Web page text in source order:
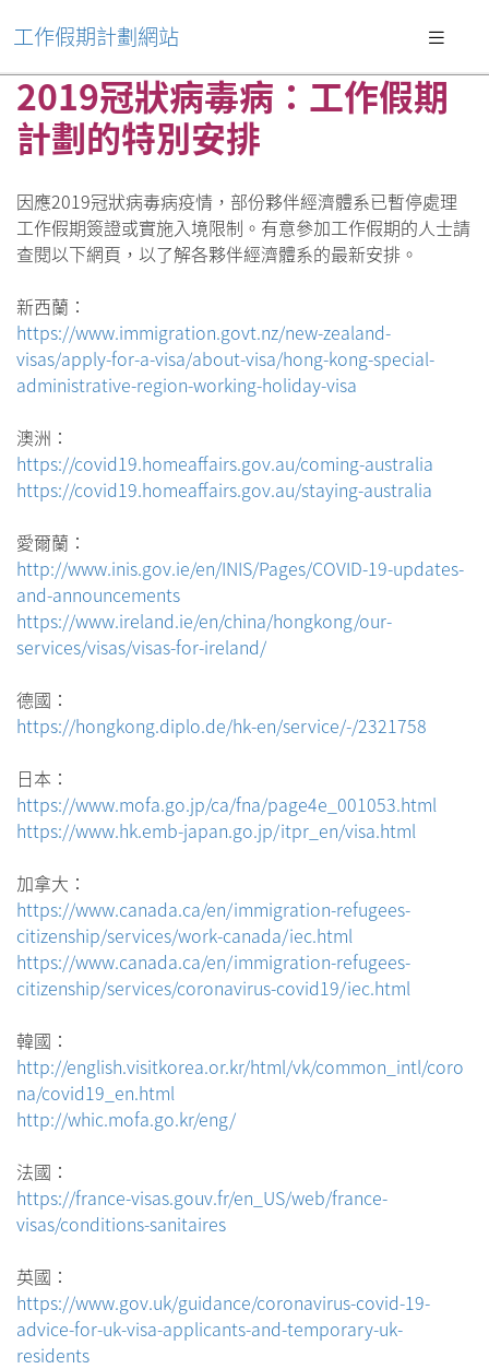
工作假期計劃網站
2019冠狀病毒病：工作假期
計劃的特別安排
因應2019冠狀病毒病疫情，部份夥伴經濟體系已暫停處理
工作假期簽證或實施入境限制。有意參加工作假期的人士請
查閱以下網頁，以了解各夥伴經濟體系的最新安排。
新西蘭：
https://www.immigration.govt.nz/new-zealand-
visas/apply-for-a-visa/about-visa/hong-kong-special-
administrative-region-working-holiday-visa
澳洲：
https://covid19.homeaffairs.gov.au/coming-australia
https://covid19.homeaffairs.gov.au/staying-australia
愛爾蘭：
http://www.inis.gov.ie/en/INIS/Pages/COVID-19-updates-
and-announcements
https://www.ireland.ie/en/china/hongkong/our-
services/visas/visas-for-ireland/
德國：
https://hongkong.diplo.de/hk-en/service/-/2321758
日本：
https://www.mofa.go.jp/ca/fna/page4e_001053.html
https://www.hk.emb-japan.go.jp/itpr_en/visa.html
加拿大：
https://www.canada.ca/en/immigration-refugees-
citizenship/services/work-canada/iec.html
https://www.canada.ca/en/immigration-refugees-
citizenship/services/coronavirus-covid19/iec.html
韓國：
http://english.visitkorea.or.kr/html/vk/common_intl/coro
na/covid19_en.html
http://whic.mofa.go.kr/eng/
法國：
https://france-visas.gouv.fr/en_US/web/france-
visas/conditions-sanitaires
英國：
https://www.gov.uk/guidance/coronavirus-covid-19-
advice-for-uk-visa-applicants-and-temporary-uk-
residents